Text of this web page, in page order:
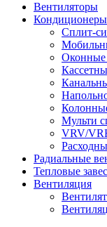
Вентиляторы
Кондиционеры
Сплит-
Оконные
Мульти
VRV/
Радиальные
Тепловые
Вентиляция